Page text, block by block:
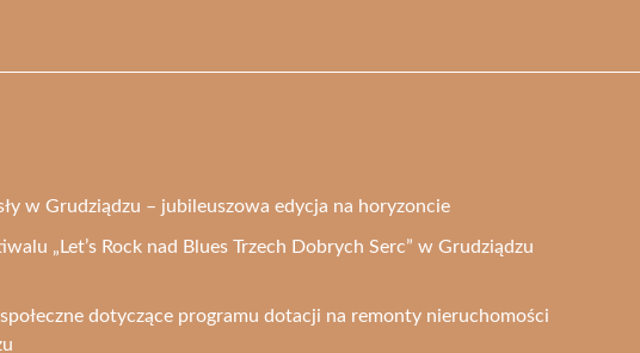
w Grudziądzu – jubileuszowa edycja na horyzoncie
„Let’s Rock nad Blues Trzech Dobrych Serc” w Grudziądzu
dotyczące programu dotacji na remonty nieruchomości